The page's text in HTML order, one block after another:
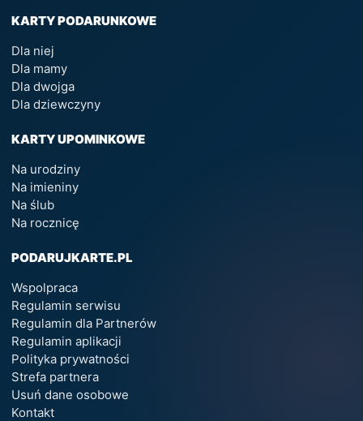
KARTY PODARUNKOWE
Dla niej
Dla mamy
Dla dwojga
Dla dziewczyny
KARTY UPOMINKOWE
Na urodziny
Na imieniny
Na ślub
Na rocznicę
PODARUJKARTE.PL
Wspolpraca
Regulamin serwisu
Regulamin dla Partnerów
Regulamin aplikacji
Polityka prywatności
Strefa partnera
Usuń dane osobowe
Kontakt